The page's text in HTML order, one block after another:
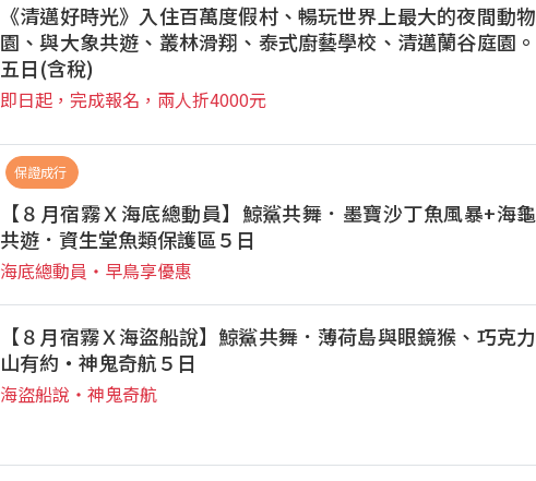
《清邁好時光》入住百萬度假村、暢玩世界上最大的夜間動物
園、與大象共遊、叢林滑翔、泰式廚藝學校、清邁蘭谷庭園。
五日(含稅)
即日起，完成報名，兩人折4000元
保證成行
【８月宿霧Ｘ海底總動員】鯨鯊共舞．墨寶沙丁魚風暴+海龜
共遊．資生堂魚類保護區５日
海底總動員‧早鳥享優惠
【８月宿霧Ｘ海盜船說】鯨鯊共舞．薄荷島與眼鏡猴、巧克力
山有約‧神鬼奇航５日
海盜船說‧神鬼奇航